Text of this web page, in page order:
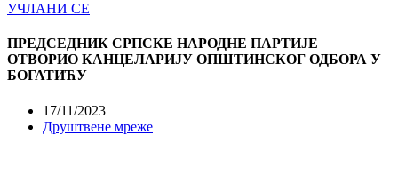
УЧЛАНИ СЕ
ПРЕДСЕДНИК СРПСКЕ НАРОДНЕ ПАРТИЈЕ
ОТВОРИО КАНЦЕЛАРИЈУ ОПШТИНСКОГ ОДБОРА У
БОГАТИЋУ
17/11/2023
Друштвене мреже